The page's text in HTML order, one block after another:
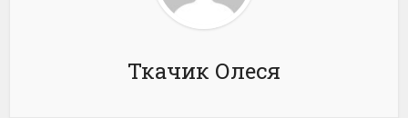
Ткачик Олеся